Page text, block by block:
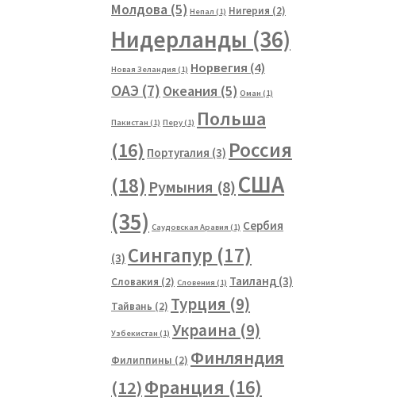
Молдова (5) Непал (1) Нигерия (2)
Нидерланды (36)
Новая Зеландия (1) Норвегия (4)
ОАЭ (7) Океания (5) Оман (1)
Пакистан (1) Перу(1) Польша
(16) Португалия (3) Россия
(18) Румыния (8)США
(35) Саудовская Аравия (1) Сербия
(3) Сингапур (17)
Словакия (2) Словения (1) Таиланд (3)
Тайвань (2) Турция (9)
Узбекистан (1) Украина (9)
Филиппины (2) Финляндия
(12)Франция (16)